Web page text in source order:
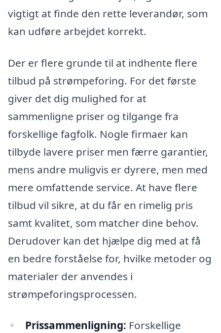
vigtigt at finde den rette leverandør, som
kan udføre arbejdet korrekt.
Der er flere grunde til at indhente flere
tilbud på strømpeforing. For det første
giver det dig mulighed for at
sammenligne priser og tilgange fra
forskellige fagfolk. Nogle firmaer kan
tilbyde lavere priser men færre garantier,
mens andre muligvis er dyrere, men med
mere omfattende service. At have flere
tilbud vil sikre, at du får en rimelig pris
samt kvalitet, som matcher dine behov.
Derudover kan det hjælpe dig med at få
en bedre forståelse for, hvilke metoder og
materialer der anvendes i
strømpeforingsprocessen.
Prissammenligning: Forskellige